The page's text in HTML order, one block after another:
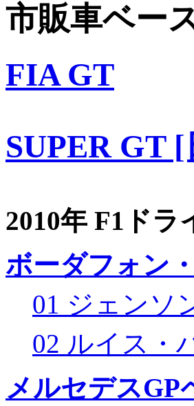
市販車ベー
FIA GT
SUPER GT
2010年 F1ド
ボーダフォン
01 ジェンソ
02 ルイス・
メルセデスGP